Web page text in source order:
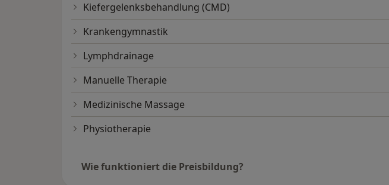
Kiefergelenksbehandlung (CMD)
Krankengymnastik
Lymphdrainage
Manuelle Therapie
Medizinische Massage
Physiotherapie
Wie funktioniert die Preisbildung?